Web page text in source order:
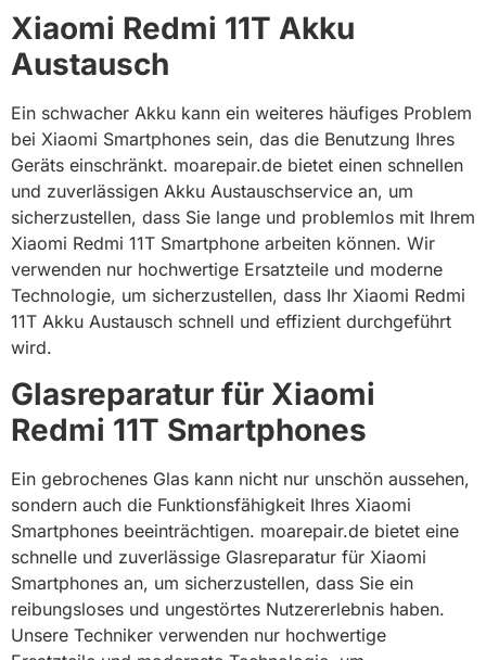
Xiaomi Redmi 11T Akku
Austausch
Ein schwacher Akku kann ein weiteres häufiges Problem
bei Xiaomi Smartphones sein, das die Benutzung Ihres
Geräts einschränkt. moarepair.de bietet einen schnellen
und zuverlässigen Akku Austauschservice an, um
sicherzustellen, dass Sie lange und problemlos mit Ihrem
Xiaomi Redmi 11T Smartphone arbeiten können. Wir
verwenden nur hochwertige Ersatzteile und moderne
Technologie, um sicherzustellen, dass Ihr Xiaomi Redmi
11T Akku Austausch schnell und effizient durchgeführt
wird.
Glasreparatur für Xiaomi
Redmi 11T Smartphones
Ein gebrochenes Glas kann nicht nur unschön aussehen,
sondern auch die Funktionsfähigkeit Ihres Xiaomi
Smartphones beeinträchtigen. moarepair.de bietet eine
schnelle und zuverlässige Glasreparatur für Xiaomi
Smartphones an, um sicherzustellen, dass Sie ein
reibungsloses und ungestörtes Nutzererlebnis haben.
Unsere Techniker verwenden nur hochwertige